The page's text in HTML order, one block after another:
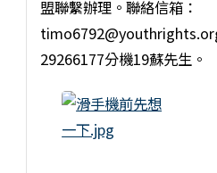
盟聯繫辦理。聯絡信箱：
29266177分機19蘇先生。